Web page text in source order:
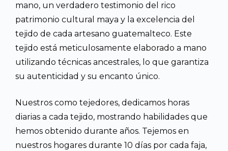
mano, un verdadero testimonio del rico
patrimonio cultural maya y la excelencia del
tejido de cada artesano guatemalteco. Este
tejido está meticulosamente elaborado a mano
utilizando técnicas ancestrales, lo que garantiza
su autenticidad y su encanto único.
Nuestros como tejedores, dedicamos horas
diarias a cada tejido, mostrando habilidades que
hemos obtenido durante años. Tejemos en
nuestros hogares durante 10 días por cada faja,